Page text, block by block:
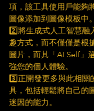
項，該工具使用戶能夠
圖像添加到圖像模板中。
2️⃣將生成式人工智慧融
趣方式，而不僅僅是根
圖片，而其「AI Self」
強您的個人體驗。
3️⃣正開發更多與此相關
具，包括輕鬆將自己的
迷因的能力。